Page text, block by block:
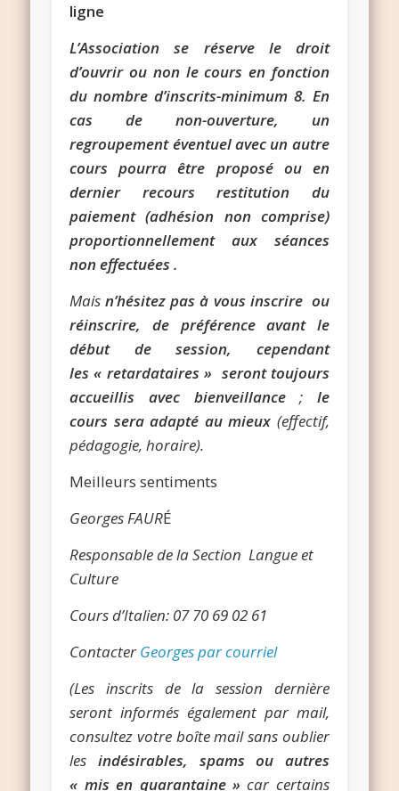
ligne
L’Association se réserve le droit
d’ouvrir ou non le cours en fonction
du nombre d’inscrits-minimum 8. En
cas de non-ouverture, un
regroupement éventuel avec un autre
cours pourra être proposé ou en
dernier recours restitution du
paiement (adhésion non comprise)
proportionnellement aux séances
non effectuées .
Maisn’hésitez pas à vous inscrire ou
réinscrire, de préférence avant le
début de session, cependant
les « retardataires » seront toujours
accueillis avec bienveillance; le
cours sera adapté au mieux (effectif,
pédagogie, horaire).
Meilleurs sentiments
Georges FAURÉ
Responsable de la Section Langue et
Culture
Cours d’Italien: 07 70 69 02 61
Contacter Georges par courriel
(Les inscrits de la session dernière
seront informés également par mail,
consultez votre boîte mail sans oublier
les indésirables, spams ou autres
« mis en quarantaine » car certains